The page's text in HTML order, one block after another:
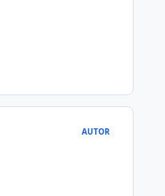
AUTOR